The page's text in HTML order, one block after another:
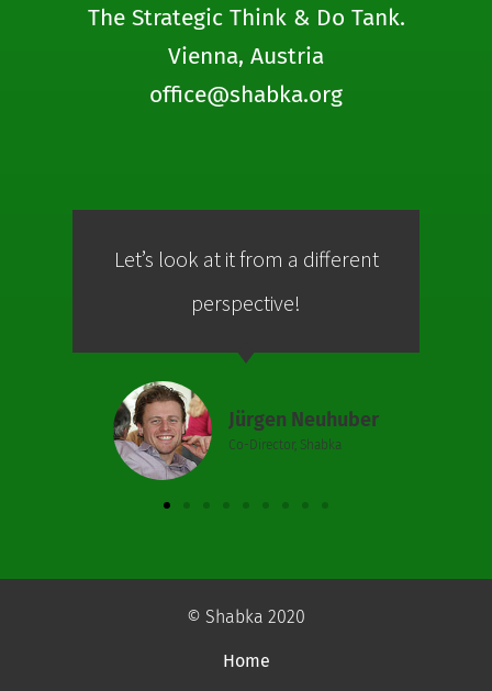
The Strategic Think & Do Tank.
Vienna, Austria
office@shabka.org
Let’s look at it from a different
perspective!
Jürgen Neuhuber
Co-Director, Shabka
© Shabka 2020
Home